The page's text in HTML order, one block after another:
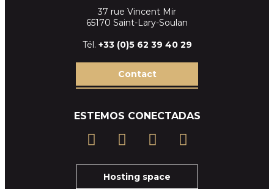
37 rue Vincent Mir
65170 Saint-Lary-Soulan
Tél. +33 (0)5 62 39 40 29
Contact
ESTEMOS CONECTADAS
Hosting space